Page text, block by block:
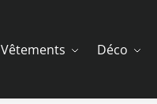
Vêtements Déco